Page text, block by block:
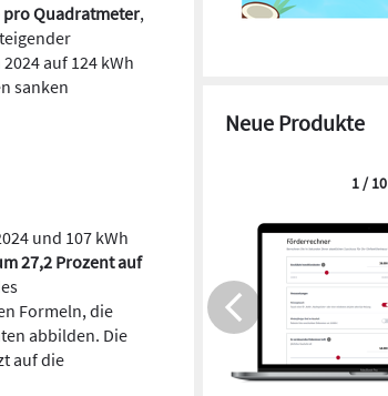
pro Quadratmeter,
auf 124 kWh
sanken
und 107 kWh
27,2 Prozent auf
Formeln, die
abbilden. Die
auf die
Neue Produkte
1 / 10